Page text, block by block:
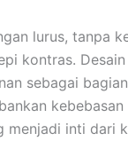
lurus, tanpa
kontras.
sebagai
inti dari